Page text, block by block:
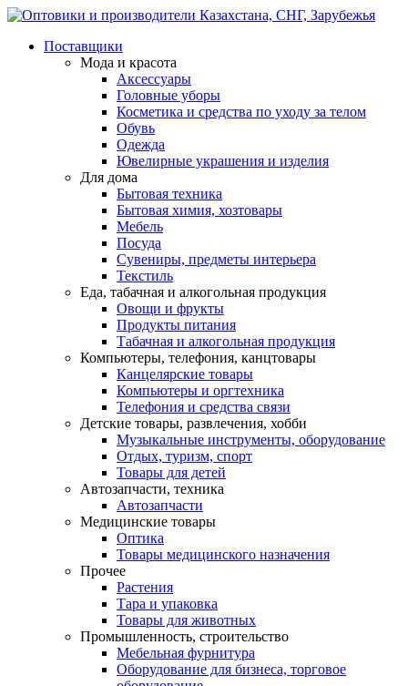
Поставщики
Мода и красота
Аксессуары
Головные уборы
Косметика и средства по уходу за телом
Обувь
Одежда
Ювелирные украшения и изделия
Для дома
Бытовая техника
Бытовая химия, хозтовары
Мебель
Посуда
Сувениры, предметы интерьера
Текстиль
Еда, табачная и алкогольная продукция
Овощи и фрукты
Продукты питания
Табачная и алкогольная продукция
Компьютеры, телефония, канцтовары
Канцелярские товары
Компьютеры и оргтехника
Телефония и средства связи
Детские товары, развлечения, хобби
Музыкальные инструменты, оборудование
Отдых, туризм, спорт
Товары для детей
Автозапчасти, техника
Автозапчасти
Медицинские товары
Оптика
Товары медицинского назначения
Прочее
Растения
Тара и упаковка
Товары для животных
Промышленность, строительство
Мебельная фурнитура
Оборудование для бизнеса, торговое